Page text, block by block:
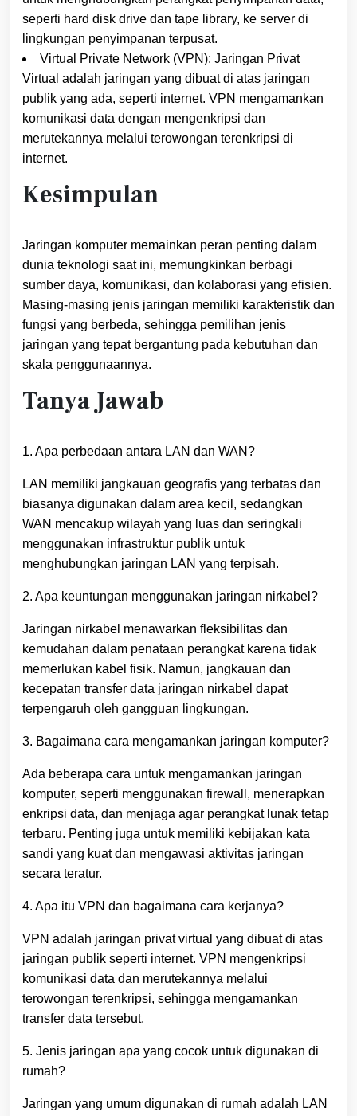
seperti hard disk drive dan tape library, ke server di
lingkungan penyimpanan terpusat.
Virtual Private Network (VPN): Jaringan Privat
Virtual adalah jaringan yang dibuat di atas jaringan
publik yang ada, seperti internet. VPN mengamankan
komunikasi data dengan mengenkripsi dan
merutekannya melalui terowongan terenkripsi di
internet.
Kesimpulan
Jaringan komputer memainkan peran penting dalam
dunia teknologi saat ini, memungkinkan berbagi
sumber daya, komunikasi, dan kolaborasi yang efisien.
Masing-masing jenis jaringan memiliki karakteristik dan
fungsi yang berbeda, sehingga pemilihan jenis
jaringan yang tepat bergantung pada kebutuhan dan
skala penggunaannya.
Tanya Jawab
1. Apa perbedaan antara LAN dan WAN?
LAN memiliki jangkauan geografis yang terbatas dan
biasanya digunakan dalam area kecil, sedangkan
WAN mencakup wilayah yang luas dan seringkali
menggunakan infrastruktur publik untuk
menghubungkan jaringan LAN yang terpisah.
2. Apa keuntungan menggunakan jaringan nirkabel?
Jaringan nirkabel menawarkan fleksibilitas dan
kemudahan dalam penataan perangkat karena tidak
memerlukan kabel fisik. Namun, jangkauan dan
kecepatan transfer data jaringan nirkabel dapat
terpengaruh oleh gangguan lingkungan.
3. Bagaimana cara mengamankan jaringan komputer?
Ada beberapa cara untuk mengamankan jaringan
komputer, seperti menggunakan firewall, menerapkan
enkripsi data, dan menjaga agar perangkat lunak tetap
terbaru. Penting juga untuk memiliki kebijakan kata
sandi yang kuat dan mengawasi aktivitas jaringan
secara teratur.
4. Apa itu VPN dan bagaimana cara kerjanya?
VPN adalah jaringan privat virtual yang dibuat di atas
jaringan publik seperti internet. VPN mengenkripsi
komunikasi data dan merutekannya melalui
terowongan terenkripsi, sehingga mengamankan
transfer data tersebut.
5. Jenis jaringan apa yang cocok untuk digunakan di
rumah?
Jaringan yang umum digunakan di rumah adalah LAN